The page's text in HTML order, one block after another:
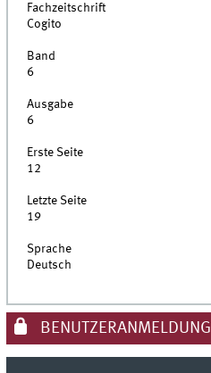
Fachzeitschrift
Cogito
Band
6
Ausgabe
6
Erste Seite
12
Letzte Seite
19
Sprache
Deutsch
BENUTZERANMELDUNG